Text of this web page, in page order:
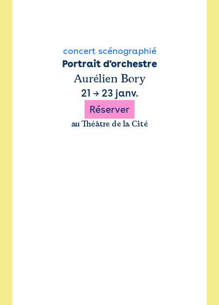
concert scénographié
Portrait d'orchestre
Aurélien Bory
21 → 23 janv.
Réserver
au Théâtre de la Cité